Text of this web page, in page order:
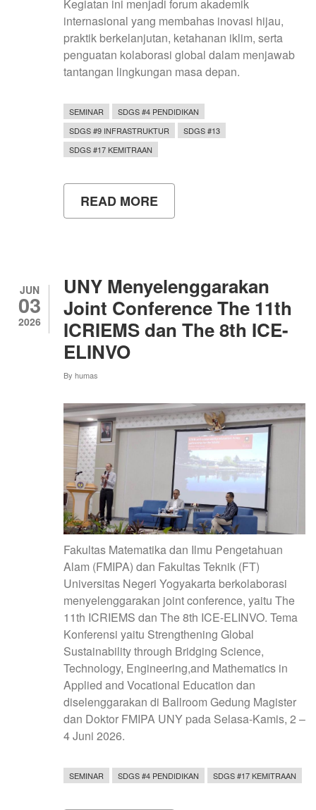
Kegiatan ini menjadi forum akademik
internasional yang membahas inovasi hijau,
praktik berkelanjutan, ketahanan iklim, serta
penguatan kolaborasi global dalam menjawab
tantangan lingkungan masa depan.
SEMINAR
SDGS #4 PENDIDIKAN
SDGS #9 INFRASTRUKTUR
SDGS #13
SDGS #17 KEMITRAAN
READ MORE
UNY
GO
GREEN
SUMMIT
MALAYSIA
2026
JUN
03
2026
UNY Menyelenggarakan
Joint Conference The 11th
ICRIEMS dan The 8th ICE-
ELINVO
By humas
Fakultas Matematika dan Ilmu Pengetahuan
Alam (FMIPA) dan Fakultas Teknik (FT)
Universitas Negeri Yogyakarta berkolaborasi
menyelenggarakan joint conference, yaitu The
11th ICRIEMS dan The 8th ICE-ELINVO. Tema
Konferensi yaitu Strengthening Global
Sustainability through Bridging Science,
Technology, Engineering,and Mathematics in
Applied and Vocational Education dan
diselenggarakan di Ballroom Gedung Magister
dan Doktor FMIPA UNY pada Selasa-Kamis, 2 –
4 Juni 2026.
SEMINAR SDGS #4 PENDIDIKAN SDGS #17 KEMITRAAN